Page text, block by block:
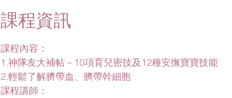
課程資訊
課程內容：
1.神隊友大補帖－10項育兒密技及12種安撫寶寶技能
2.輕鬆了解臍帶血、臍帶幹細胞
課程講師：